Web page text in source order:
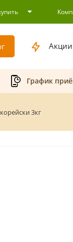
Акции
График
3кг